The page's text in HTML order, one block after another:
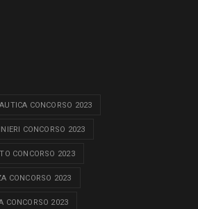
CONCORSO 2023
CONCORSO 2023
CONCORSO 2023
CONCORSO 2023
CONCORSO 2023